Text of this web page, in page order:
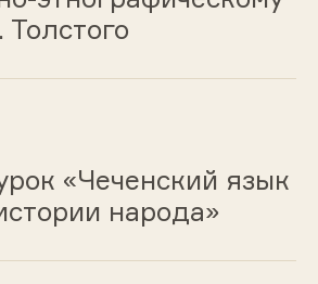
«Чеченский язык
народа»